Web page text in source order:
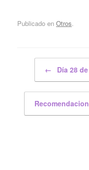
Publicado en Otros.
← Día 28